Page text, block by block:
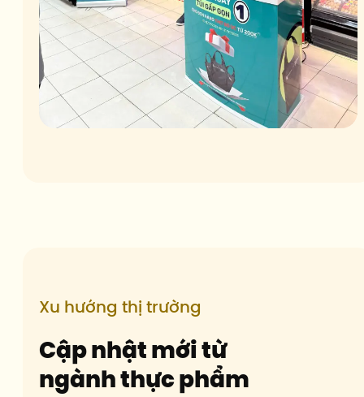
Xu hướng thị trường
Cập nhật mới từ
ngành thực phẩm